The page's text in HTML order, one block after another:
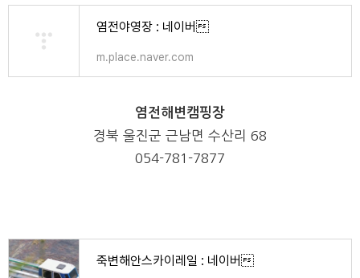
염전야영장 : 네이버
m.place.naver.com
염전해변캠핑장
경북 울진군 근남면 수산리 68
054-781-7877
죽변해안스카이레일 : 네이버